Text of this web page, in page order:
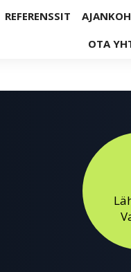
REFERENSSIT
OTA